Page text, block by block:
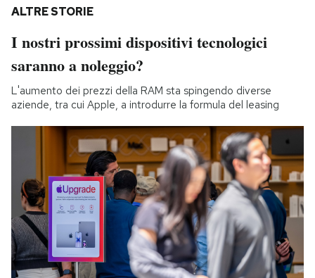
ALTRE STORIE
I nostri prossimi dispositivi tecnologici
saranno a noleggio?
L'aumento dei prezzi della RAM sta spingendo diverse
aziende, tra cui Apple, a introdurre la formula del leasing